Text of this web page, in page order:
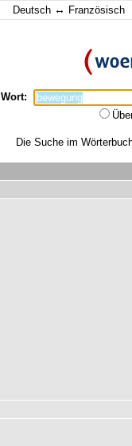
Deutsch ↔ Französisch
Wort:
Die Suche im